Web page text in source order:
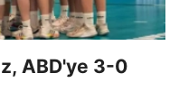
ABD'ye 3-0